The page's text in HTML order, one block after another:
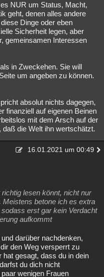
NUR um Status, Macht,
geht, denen alles andere
Dinge oder eben
Sicherheit legen, aber
gemeinsamen Interessen
in Zweckehen. Sie will
um angeben zu können.
absolut nichts dagegen,
finanziell auf eigenen Beinen
mit dem Arsch auf der
die Welt ihn wertschätzt.
16.01.2021 um 00:49
lesen könnt, nicht nur
Meistens betone ich es extra
erst gar kein Verdacht
aufkommt
darüber nachdenken,
den Weg versperrt zu
gesagt, dass du in dein
du dich nicht
wenigen Frauen